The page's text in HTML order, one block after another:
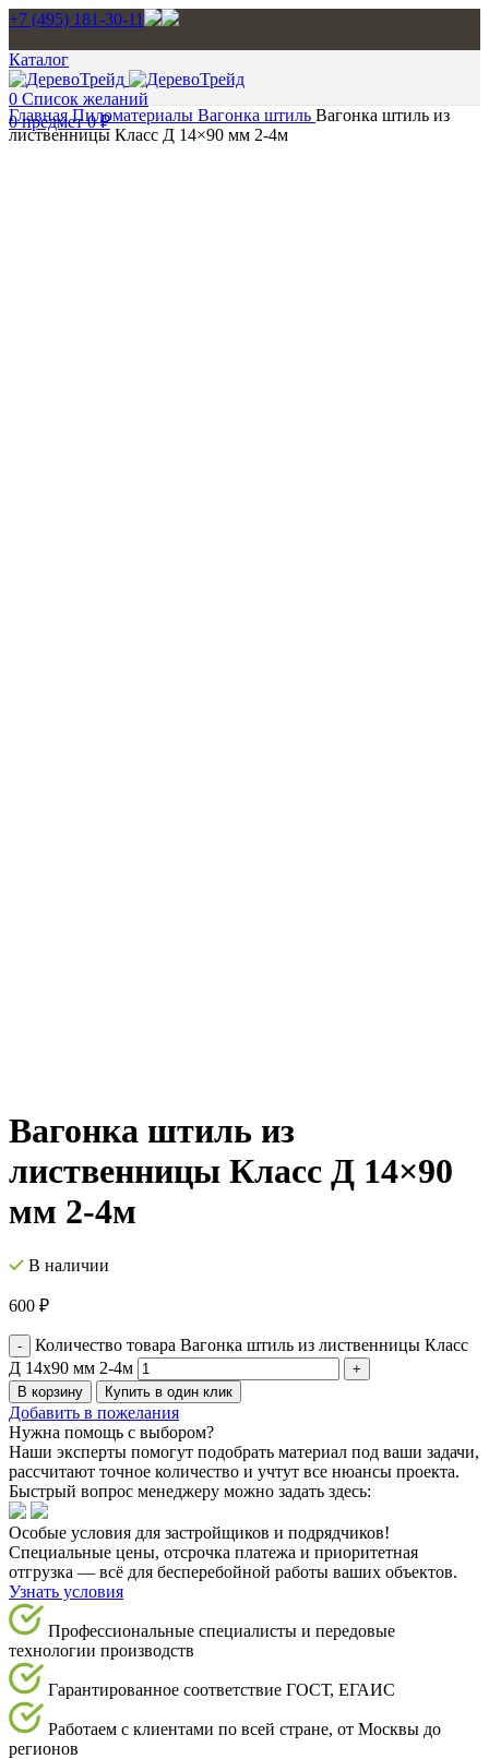
+7 (495) 181-30-11
Каталог
0 Список желаний
0предмет 0₽
ГлавнаяПиломатериалы Вагонка штиль Вагонка штиль из
лиственницы Класс Д 14×90 мм 2-4м
Вагонка штиль из
лиственницы Класс Д 14×90
мм 2-4м
В наличии
600 ₽
Количество товара Вагонка штиль из лиственницы Класс
Д 14x90 мм 2-4м
В корзину Купить в один клик
Добавить в пожелания
Нужна помощь с выбором?
Наши эксперты помогут подобрать материал под ваши задачи,
рассчитают точное количество и учтут все нюансы проекта.
Быстрый вопрос менеджеру можно задать здесь:
Особые условия для застройщиков и подрядчиков!
Специальные цены, отсрочка платежа и приоритетная
отгрузка — всё для бесперебойной работы ваших объектов.
Узнать условия
Профессиональные специалисты и передовые
технологии производств
Гарантированное соответствие ГОСТ, ЕГАИС
Работаем с клиентами по всей стране, от Москвы до
регионов